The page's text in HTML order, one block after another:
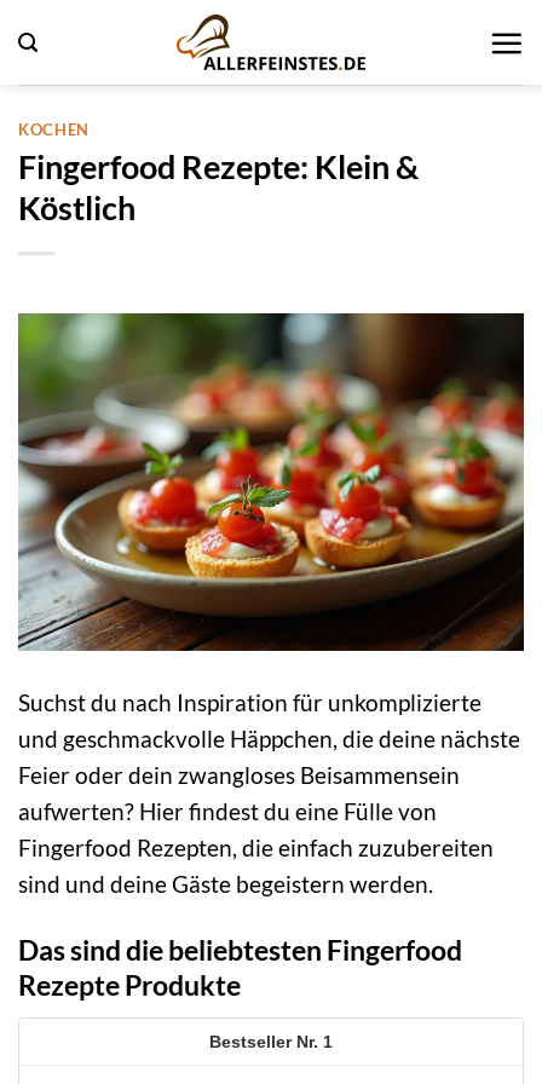
Inhalt
springen
KOCHEN
Fingerfood Rezepte: Klein &
Köstlich
Suchst du nach Inspiration für unkomplizierte
und geschmackvolle Häppchen, die deine nächste
Feier oder dein zwangloses Beisammensein
aufwerten? Hier findest du eine Fülle von
Fingerfood Rezepten, die einfach zuzubereiten
sind und deine Gäste begeistern werden.
Das sind die beliebtesten Fingerfood
Rezepte Produkte
1